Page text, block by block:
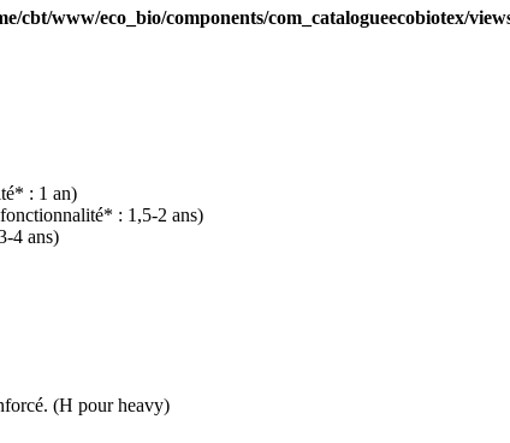
cbt/www/eco_bio/components/com_catalogueecobiotex/
: 1 an)
: 1,5-2 ans)
4 ans)
(H pour heavy)